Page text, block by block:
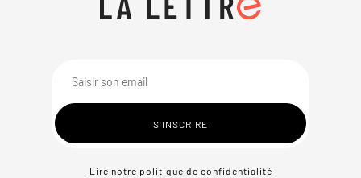
Lire notre politique de confidentialité